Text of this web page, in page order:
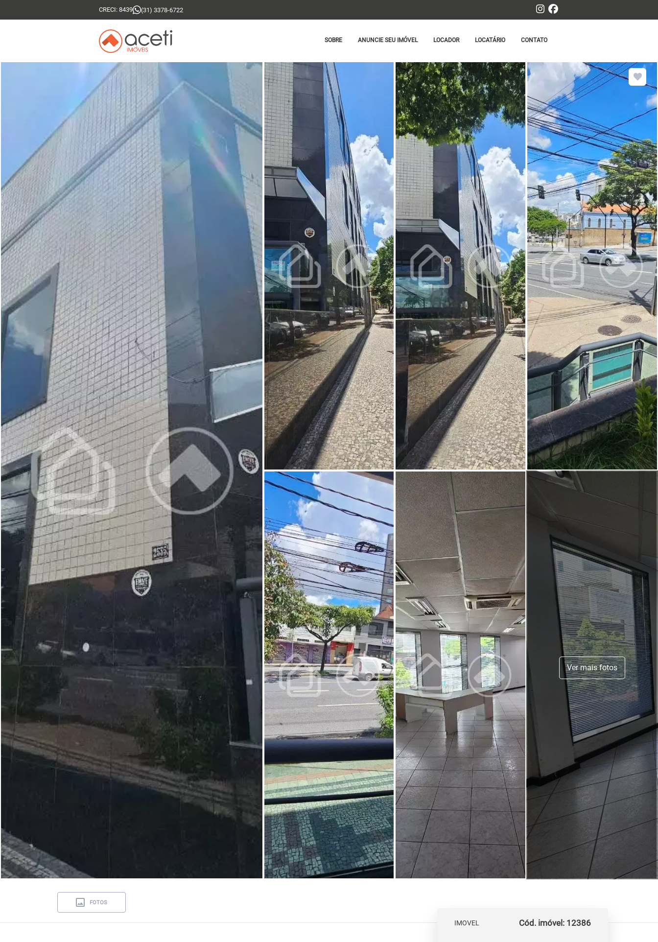
CRECI: 8439 (31) 3378-6722
SOBRE ANUNCIE SEU IMÓVEL LOCADOR LOCATÁRIO CONTATO
Ver mais fotos
FOTOS
IMOVEL Cód. imóvel: 12386